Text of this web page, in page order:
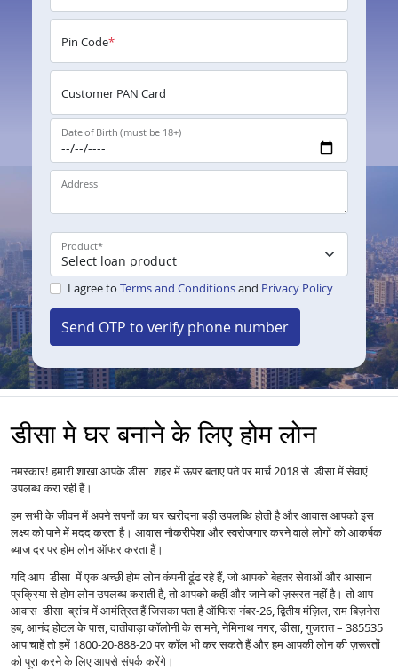
Pin Code*
Customer PAN Card
Date of Birth (must be 18+)
Address
Product*
I agree to Terms and Conditionsand Privacy Policy
Send OTP to verify phone number
डीसा मे घर बनाने के लिए होम लोन
नमस्कार! हमारी शाखा आपके डीसा शहर में ऊपर बताए पते पर मार्च 2018 से डीसा में सेवाएं
उपलब्ध करा रही हैं।
हम सभी के जीवन में अपने सपनों का घर खरीदना बड़ी उपलब्धि होती है और आवास आपको इस
लक्ष्य को पाने में मदद करता है। आवास नौकरीपेशा और स्वरोजगार करने वाले लोगों को आकर्षक
ब्याज दर पर होम लोन ऑफर करता हैं।
यदि आप डीसा में एक अच्छी होम लोन कंपनी ढूंढ रहे हैं, जो आपको बेहतर सेवाओं और आसान
प्रक्रिया से होम लोन उपलब्ध कराती है, तो आपको कहीं और जाने की ज़रूरत नहीं है। तो आप
आवास डीसा ब्रांच में आमंत्रित हैं जिसका पता है ऑफिस नंबर‑26, द्वितीय मंज़िल, राम बिज़नेस
हब, आनंद होटल के पास, दातीवाड़ा कॉलोनी के सामने, नेमिनाथ नगर, डीसा, गुजरात – 385535
आप चाहें तो हमें 1800-20-888-20 पर कॉल भी कर सकते हैं और हम आपकी लोन की ज़रूरतों
को पूरा करने के लिए आपसे संपर्क करेंगे।